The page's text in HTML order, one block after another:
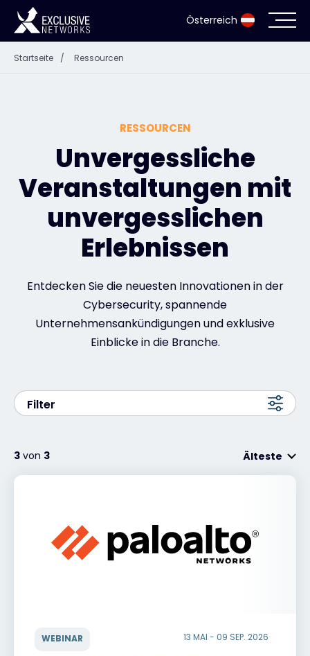
Österreich
Ressourcen
Unternehmen
Partnerportal
Exclusive Access Anmeldung
Exclusive Access - Erfahren Sie mehr
Startseite / Ressourcen
RESSOURCEN
Unvergessliche
Veranstaltungen mit
unvergesslichen
Erlebnissen
Entdecken Sie die neuesten Innovationen in der
Cybersecurity, spannende
Unternehmensankündigungen und exklusive
Einblicke in die Branche.
Filter
3 von 3 Älteste
WEBINAR 13 MAI - 09 SEP. 2026